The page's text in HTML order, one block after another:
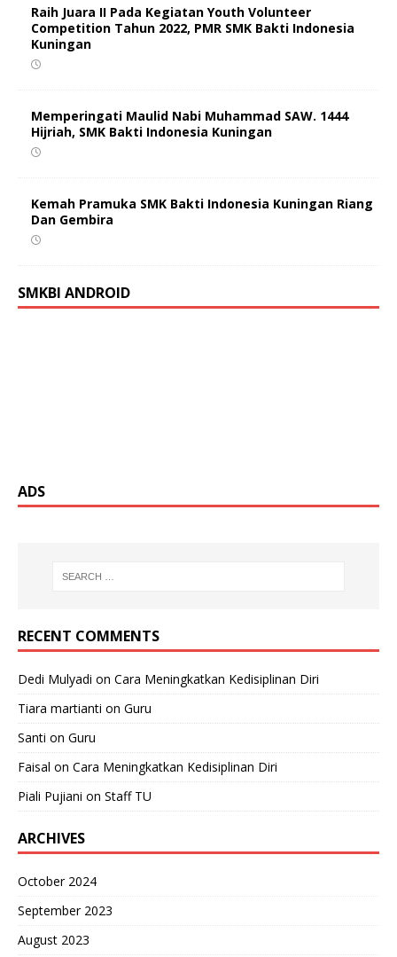
Raih Juara II Pada Kegiatan Youth Volunteer
Competition Tahun 2022, PMR SMK Bakti Indonesia
Kuningan
Memperingati Maulid Nabi Muhammad SAW. 1444
Hijriah, SMK Bakti Indonesia Kuningan
Kemah Pramuka SMK Bakti Indonesia Kuningan Riang
Dan Gembira
SMKBI ANDROID
ADS
RECENT COMMENTS
Dedi Mulyadi on Cara Meningkatkan Kedisiplinan Diri
Tiara martianti on Guru
Santi on Guru
Faisal on Cara Meningkatkan Kedisiplinan Diri
Piali Pujiani on Staff TU
ARCHIVES
October 2024
September 2023
August 2023